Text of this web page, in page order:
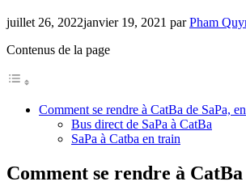
juillet 26, 2022janvier 19, 2021 parPham
Contenus de la page
Comment se rendre à CatBa de SaPa,
Bus direct de SaPa à CatBa
SaPa à Catba en train
Comment se rendre à